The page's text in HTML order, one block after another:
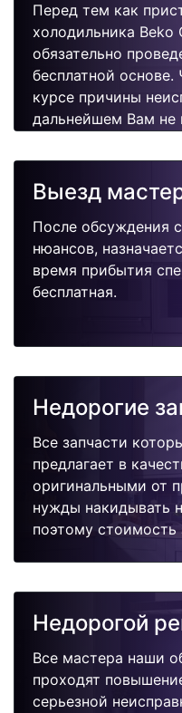
Перед тем как
холодильника Beko
обязательно
бесплатной
курсе причины
дальнейшем Вам не
поломок.
Выезд
После обсуждения
нюансов,
время прибытия
бесплатная.
Недорогие
Все запчасти
предлагает в
оригинальными от
нужды накидывать
поэтому стоимость
Недорогой
Все мастера наши
проходят
серьезной